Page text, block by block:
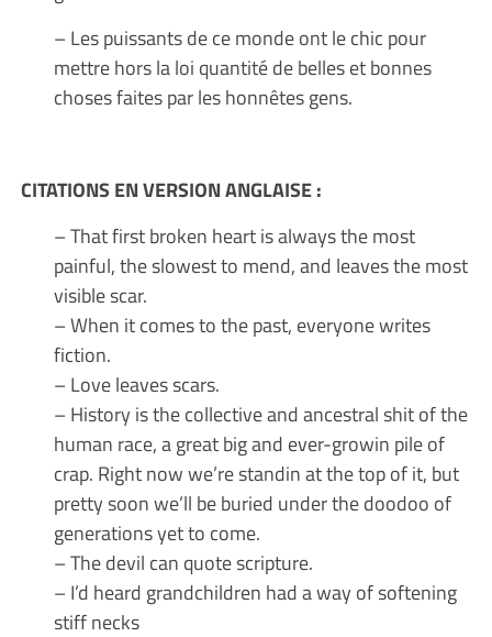
– Les puissants de ce monde ont le chic pour
mettre hors la loi quantité de belles et bonnes
choses faites par les honnêtes gens.
CITATIONS EN VERSION ANGLAISE :
– That first broken heart is always the most
painful, the slowest to mend, and leaves the most
visible scar.
– When it comes to the past, everyone writes
fiction.
– Love leaves scars.
– History is the collective and ancestral shit of the
human race, a great big and ever-growin pile of
crap. Right now we’re standin at the top of it, but
pretty soon we’ll be buried under the doodoo of
generations yet to come.
– The devil can quote scripture.
– I’d heard grandchildren had a way of softening
stiff necks